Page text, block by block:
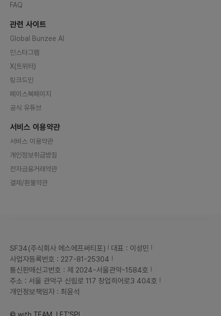
FAQ
관련 사이트
Global Bunzee AI
인스타그램
X(트위터)
링크드인
페이스북페이지
공식 유튜브
서비스 이용약관
서비스 이용약관
개인정보취급방침
전자금융거래약관
결제/환불약관
SF34(주식회사 에스에프써티포)
대표 : 이성민
사업자등록번호 : 227-81-25304
통신판매신고번호 : 제 2024-서울관악-1584호
주소 : 서울 관악구 신림로 117 창업히어로3 404호
개인정보책임자 : 최윤석
© with TEAM, LET'SPL